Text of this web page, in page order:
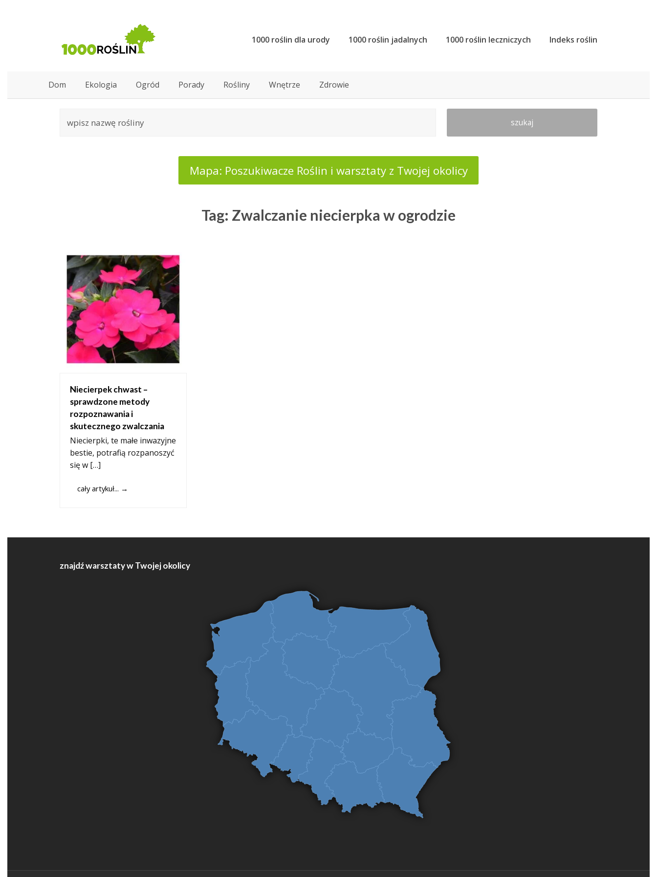
1000 roślin dla urody 1000 roślin jadalnych 1000 roślin leczniczych Indeks roślin
Dom Ekologia Ogród Porady Rośliny Wnętrze Zdrowie
szukaj
Mapa: Poszukiwacze Roślin i warsztaty z Twojej okolicy
Tag: Zwalczanie niecierpka w ogrodzie
Niecierpek chwast –
sprawdzone metody
rozpoznawania i
skutecznego zwalczania
Niecierpki, te małe inwazyjne
bestie, potrafią rozpanoszyć
się w […]
cały artykuł... →
znajdź warsztaty w Twojej okolicy